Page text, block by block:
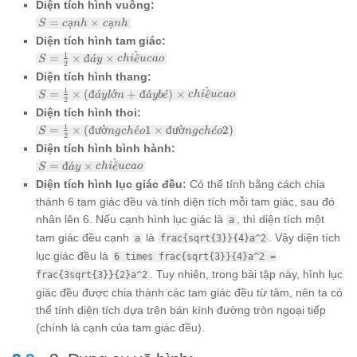
rộng
cạnh
Diện tích hình vuông:
S =
cạnh
\times
cạnh
S = cạnh × cạnh
Diện tích hình tam giác:
S =
\frac{1}
{2}
\times
đáy
\times
chiều
cao
S = 2
1 × đa
ˊy × chie
^
ˋucao
Diện tích hình thang:
S =
\frac{1}
{2}
\times
(đáy lớn
+ đáy
bé)
\times
chiều
cao
S = 2
1 × (đa
ˊylớn + đa
ˊybe
ˊ) × chie
^
ˋucao
Diện tích hình thoi:
S =
\frac{1}
{2}
\times
(đường
chéo 1
\times
đường
chéo 2)
S = 2
1 × (đườngche
ˊo1 × đườngche
ˊo2)
Diện tích hình bình hành:
S =
đáy
\times
chiều
cao
S = đa
ˊy × chie
^
ˋucao
Diện tích hình lục giác đều: Có thể tính bằng cách chia
thành 6 tam giác đều và tính diện tích mỗi tam giác, sau đó
nhân lên 6. Nếu cạnh hình lục giác là
a
, thì diện tích một
tam giác đều cạnh
a là frac{sqrt{3}}{4}a^2
. Vậy diện tích
lục giác đều là 6 times frac{sqrt{3}}{4}a^2 =
frac{3sqrt{3}}{2}a^2
. Tuy nhiên, trong bài tập này, hình lục
giác đều được chia thành các tam giác đều từ tâm, nên ta có
thể tính diện tích dựa trên bán kính đường tròn ngoại tiếp
(chính là cạnh của tam giác đều).